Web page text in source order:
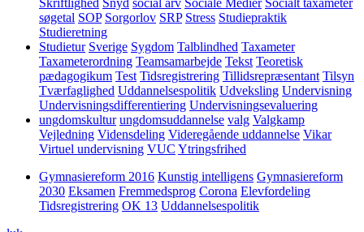
Skriftlighed Snyd social arv Sociale Medier Socialt taxameter
søgetal SOP Sorgorlov SRP Stress Studiepraktik
Studieretning
Studietur Sverige Sygdom Talblindhed Taxameter
Taxameterordning Teamsamarbejde Tekst Teoretisk
pædagogikum Test Tidsregistrering Tillidsrepræsentant Tilsyn
Tværfaglighed Uddannelsespolitik Udveksling Undervisning
Undervisningsdifferentiering Undervisningsevaluering
ungdomskultur ungdomsuddannelse valg Valgkamp
Vejledning Vidensdeling Videregående uddannelse Vikar
Virtuel undervisning VUC Ytringsfrihed
Gymnasiereform 2016 Kunstig intelligens Gymnasiereform
2030 Eksamen Fremmedsprog Corona Elevfordeling
Tidsregistrering OK 13 Uddannelsespolitik